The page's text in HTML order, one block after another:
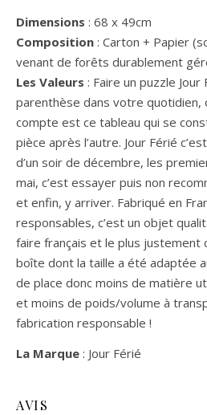
Dimensions : 68 x 49cm
Composition : Carton + Papier
venant de forêts durablement
Les Valeurs : Faire un puzzle Jour
parenthèse dans votre quotidien,
compte est ce tableau qui se
pièce après l’autre. Jour Férié
d’un soir de décembre, les
mai, c’est essayer puis non
et enfin, y arriver. Fabriqué en
responsables, c’est un objet
faire français et le plus justement
boîte dont la taille a été adaptée
de place donc moins de matière
et moins de poids/volume à
fabrication responsable !
La Marque : Jour Férié
AVIS